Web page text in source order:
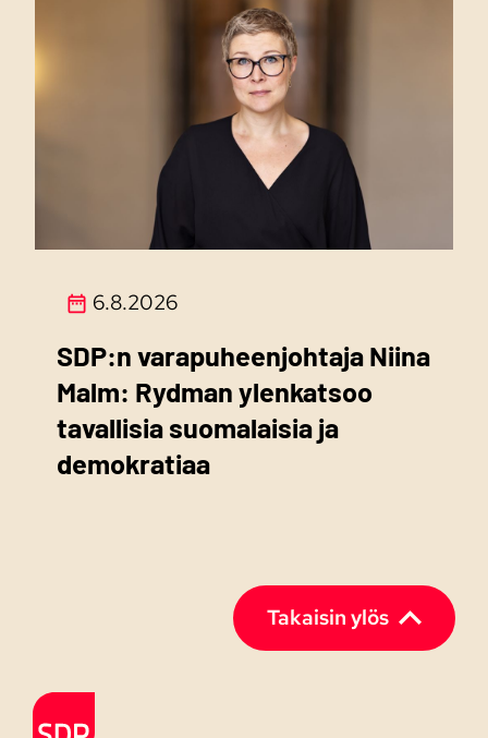
6.8.2026
SDP:n varapuheenjohtaja Niina
Malm: Rydman ylenkatsoo
tavallisia suomalaisia ja
demokratiaa
Takaisin ylös
Etusivulle